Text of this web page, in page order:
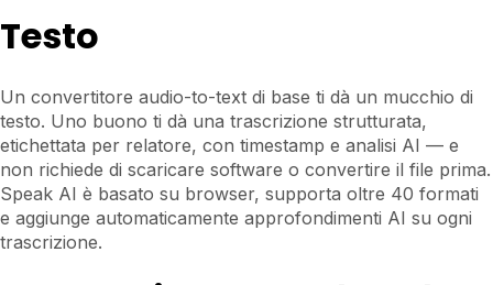
Testo
Un convertitore audio-to-text di base ti dà un mucchio di
testo. Uno buono ti dà una trascrizione strutturata,
etichettata per relatore, con timestamp e analisi AI — e
non richiede di scaricare software o convertire il file prima.
Speak AI è basato su browser, supporta oltre 40 formati
e aggiunge automaticamente approfondimenti AI su ogni
trascrizione.
Svenska
Ελληνικά
Norsk bokmål
简体中文